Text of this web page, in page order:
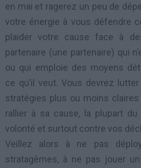
en mai et ragerez un peu de
votre énergie à vous défendre
plaider votre cause face à
partenaire (une partenaire) qui
ou qui emploie des moyens
ce qu’il veut. Vous devrez
stratégies plus ou moins claires
rallier à sa cause, la plupart
volonté et surtout contre vos
Veillez alors à ne pas
stratagèmes, à ne pas jouer